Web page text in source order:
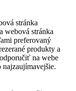
stránka
webová stránka
preferovaný
produkty a
na webe